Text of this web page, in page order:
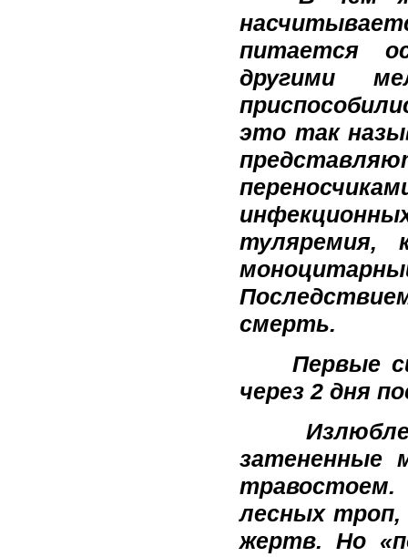
питается
другими
это так
туляремия,
смерть.
Первые
через 2 дня
затененные
лесных троп,
жертв. Но